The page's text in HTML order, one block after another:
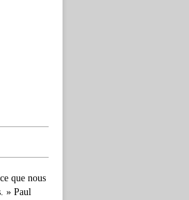
que nous
» Paul